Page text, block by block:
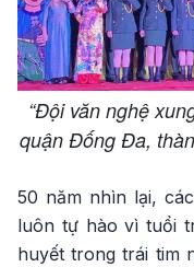
“Đội văn nghệ
quận Đống Đa,
50 năm nhìn lại,
luôn tự hào vì tuổi
huyết trong trái tim